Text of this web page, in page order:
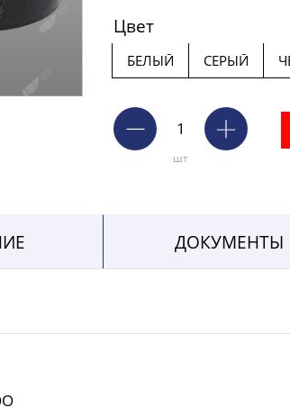
Цвет
БЕЛЫЙ СЕРЫЙ
шт
ДОКУМЕНТЫ